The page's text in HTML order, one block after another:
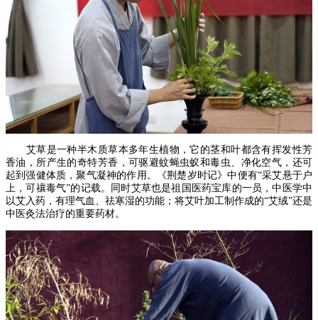
艾草是一种半木质草本多年生植物，它的茎和叶都含有挥发性芳
香油，所产生的奇特芳香，可驱避蚊蝇虫蚁和毒虫、净化空气，还可
起到强健体质，聚气凝神的作用。《荆楚岁时记》中便有“采艾悬于户
上，可禳毒气”的记载。同时艾草也是祖国医药宝库的一员，中医学中
以艾入药，有理气血、祛寒湿的功能；将艾叶加工制作成的“艾绒”还是
中医灸法治疗的重要药材。